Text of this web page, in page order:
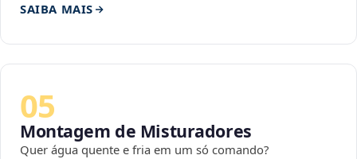
SAIBA MAIS
05
Montagem de Misturadores
Quer água quente e fria em um só comando?